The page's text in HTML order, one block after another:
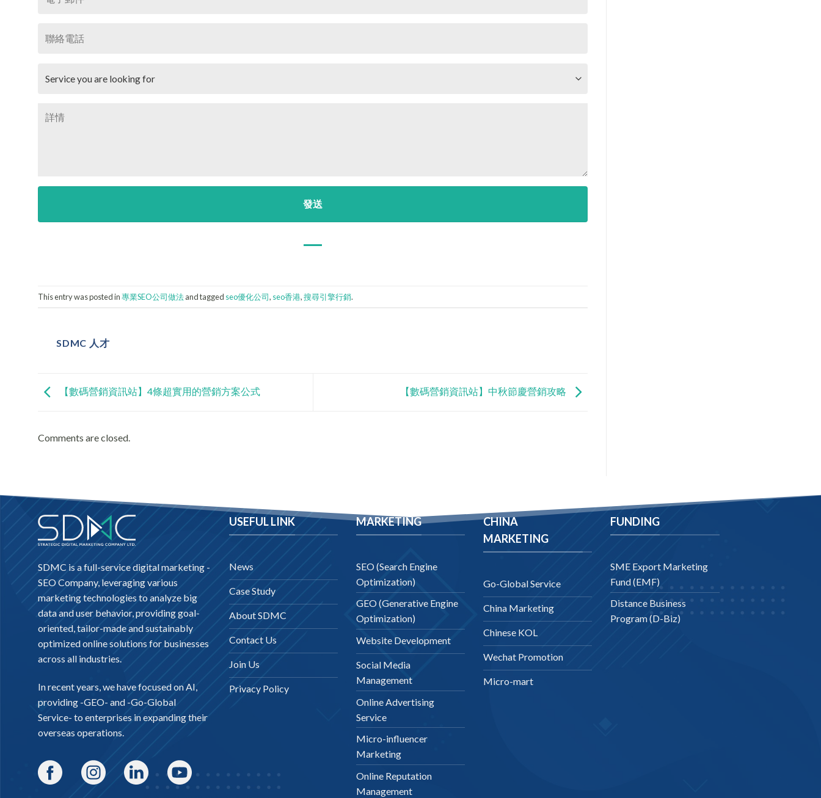
This entry was posted in專業SEO公司做法and tagged seo優化公司, seo香港,搜尋引擎行銷.
SDMC 人才
【數碼營銷資訊站】4條超實用的營銷方案公式 【數碼營銷資訊站】中秋節慶營銷攻略
Comments are closed.
SDMC is a full-service digital marketing -
SEO Company, leveraging various
marketing technologies to analyze big
data and user behavior, providing goal-
oriented, tailor-made and sustainably
optimized online solutions for businesses
across all industries.
In recent years, we have focused on AI,
providing -GEO- and -Go-Global
Service- to enterprises in expanding their
overseas operations.
USEFUL LINK
News
Case Study
About SDMC
Contact Us
Join Us
Privacy Policy
MARKETING
SEO (Search Engine
Optimization)
GEO (Generative Engine
Optimization)
Website Development
Social Media
Management
Online Advertising
Service
Micro-influencer
Marketing
Online Reputation
Management
CHINA
MARKETING
Go-Global Service
China Marketing
Chinese KOL
Wechat Promotion
Micro-mart
FUNDING
SME Export Marketing
Fund (EMF)
Distance Business
Program (D-Biz)